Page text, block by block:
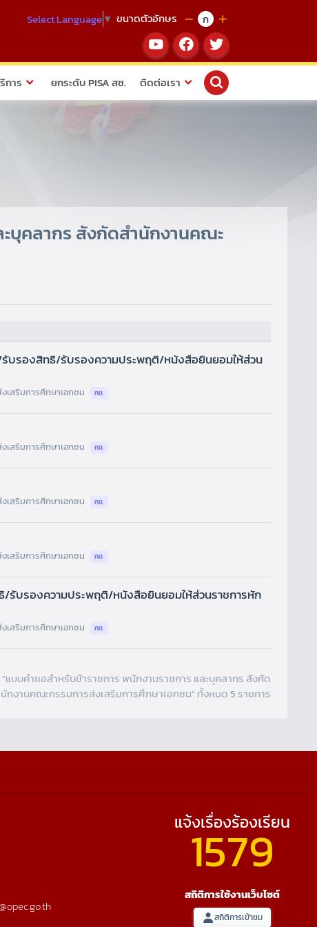
Select Language▼ ขนาดตัวอักษร ก
การ ยกระดับ PISA สช. ติดต่อเรา
บุคลากร สังกัดสำนักงานคณะ
บรองสิทธิ/รับรองความประพฤติ/หนังสือยินยอมให้ส่วน
เสริมการศึกษาเอกชน กข.
เสริมการศึกษาเอกชน กข.
เสริมการศึกษาเอกชน กข.
เสริมการศึกษาเอกชน กข.
บรองความประพฤติ/หนังสือยินยอมให้ส่วนราชการหัก
เสริมการศึกษาเอกชน กข.
แบบคำขอสำหรับข้าราชการ พนักงานราชการ และบุคลากร สังกัด
กงานคณะกรรมการส่งเสริมการศึกษาเอกชน" ทั้งหมด 5 รายการ
แจ้งเรื่องร้องเรียน
1579
สถิติการใช้งานเว็บไซต์
สถิติการเข้าชม